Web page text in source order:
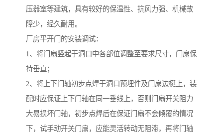
压器室等建筑，具有较好的保温性、抗风力强、机械故
障少，经久耐用。
厂房平开门的安装调试：
1、将门扇竖起于洞口中各部位调整至要求尺寸，门扇保
持垂直；
2、将上下门轴初步点焊于洞口预埋件及门扇边梃上，装
配时应保证上下门轴在同一垂线上，否则门扇开关阻力
大易损坏门轴，初步点焊后在保证门扇不会倾覆的情况
下，试手动开关门扇，应能灵活转动无阻滞，再将门轴